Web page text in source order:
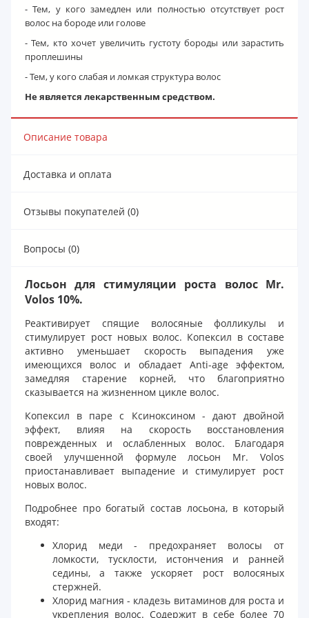
- Тем, у кого замедлен или полностью отсутствует рост
волос на бороде или голове
- Тем, кто хочет увеличить густоту бороды или зарастить
проплешины
- Тем, у кого слабая и ломкая структура волос
Не является лекарственным средством.
Описание товара
Доставка и оплата
Отзывы покупателей (0)
Вопросы (0)
Лосьон для стимуляции роста волос Mr.
Volos 10%.
Реактивирует спящие волосяные фолликулы и
стимулирует рост новых волос. Копексил в составе
активно уменьшает скорость выпадения уже
имеющихся волос и обладает Anti-age эффектом,
замедляя старение корней, что благоприятно
сказывается на жизненном цикле волос.
Копексил в паре с Ксиноксином - дают двойной
эффект, влияя на скорость восстановления
поврежденных и ослабленных волос. Благодаря
своей улучшенной формуле лосьон Mr. Volos
приостанавливает выпадение и стимулирует рост
новых волос.
Подробнее про богатый состав лосьона, в который
входят:
Хлорид меди - предохраняет волосы от
ломкости, тусклости, истончения и ранней
седины, а также ускоряет рост волосяных
стержней.
Хлорид магния - кладезь витаминов для роста и
укрепления волос. Содержит в себе более 70